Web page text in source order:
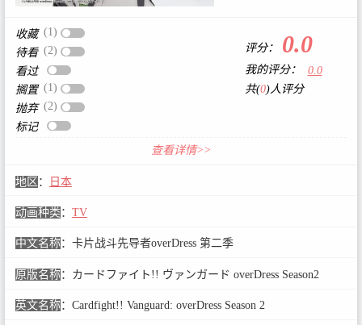
收藏 (1)
待看 (2)
看过
搁置 (1)
抛弃 (2)
标记
评分： 0.0
我的评分：
0.0
共(0)人评分
查看详情>>
地区 ： 日本
动画种类 ： TV
中文名称： 卡片战斗先导者overDress 第二季
原版名称： カードファイト!! ヴァンガード overDress Season2
英文名称： Cardfight!! Vanguard: overDress Season 2